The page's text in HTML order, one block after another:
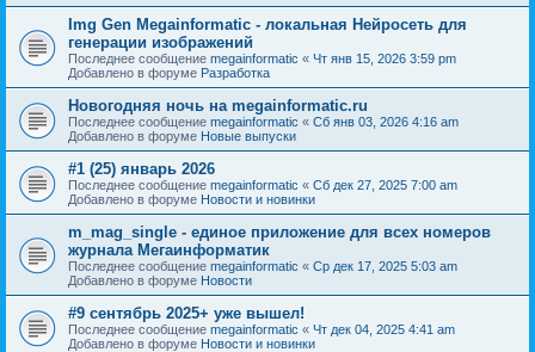
Img Gen Megainformatic - локальная Нейросеть для
генерации изображений
Последнее сообщение megainformatic « Чт янв 15, 2026 3:59 pm
Добавлено в форуме Разработка
Новогодняя ночь на megainformatic.ru
Последнее сообщение megainformatic « Сб янв 03, 2026 4:16 am
Добавлено в форуме Новые выпуски
#1 (25) январь 2026
Последнее сообщение megainformatic « Сб дек 27, 2025 7:00 am
Добавлено в форуме Новости и новинки
m_mag_single - единое приложение для всех номеров
журнала Мегаинформатик
Последнее сообщение megainformatic « Ср дек 17, 2025 5:03 am
Добавлено в форуме Новости
#9 сентябрь 2025+ уже вышел!
Последнее сообщение megainformatic « Чт дек 04, 2025 4:41 am
Добавлено в форуме Новости и новинки